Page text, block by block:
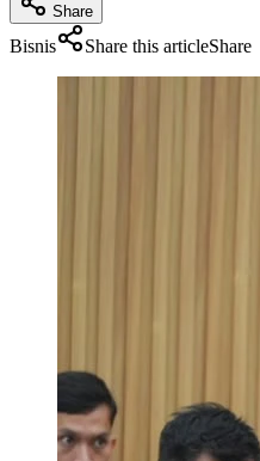
Share
Bisnis Share this articleShare